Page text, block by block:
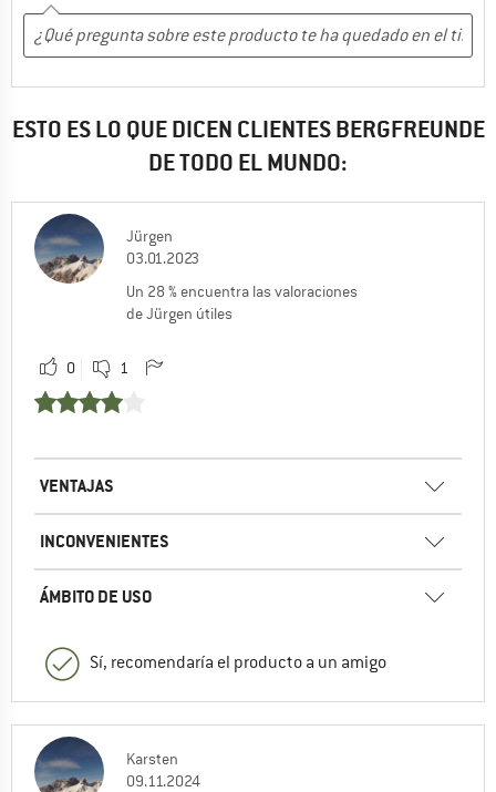
ESTO ES LO QUE DICEN CLIENTES BERGFREUNDE
DE TODO EL MUNDO:
Jürgen
03.01.2023
Un 28 % encuentra las valoraciones
de Jürgen útiles
0 1
VENTAJAS
INCONVENIENTES
ÁMBITO DE USO
Sí, recomendaría el producto a un amigo
Karsten
09.11.2024